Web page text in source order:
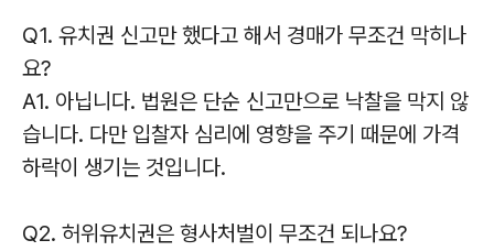
Q1. 유치권 신고만 했다고 해서 경매가 무조건 막히나
요?
A1. 아닙니다. 법원은 단순 신고만으로 낙찰을 막지 않
습니다. 다만 입찰자 심리에 영향을 주기 때문에 가격
하락이 생기는 것입니다.
Q2. 허위유치권은 형사처벌이 무조건 되나요?